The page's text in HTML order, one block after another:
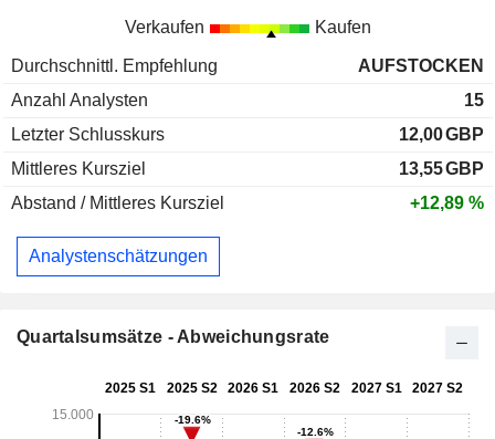
Verkaufen Kaufen
Durchschnittl. Empfehlung
AUFSTOCKEN
Anzahl Analysten
15
Letzter Schlusskurs
12,00GBP
Mittleres Kursziel
13,55GBP
Abstand / Mittleres Kursziel
+12,89 %
Analystenschätzungen
Quartalsumsätze - Abweichungsrate